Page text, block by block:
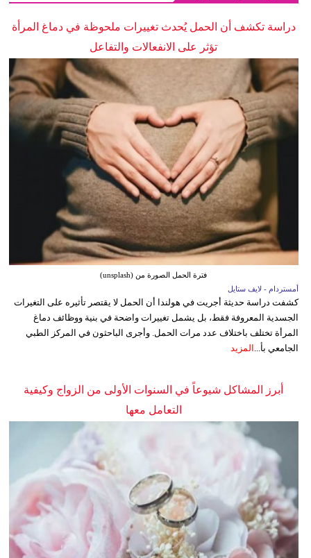
دراسة تكشف أن الحمل يُحدث تغييرات ملحوظة في دماغ المرأة
تؤثر على الانفعالات والتفاعل
فترة الحمل الصورة من (unsplash)
أمستردام - لايف ستايل
كشفت دراسة حديثة أجريت في هولندا أن الحمل لا يقتصر تأثيره على التغيرات
الجسدية المعروفة فقط، بل يشمل تغييرات واضحة في بنية ووظائف دماغ
المرأة تختلف باختلاف عدد مرات الحمل. وأجرى الباحثون في المركز الطبي
الجامعي بأ... المزيد
أبرز المشاكل شيوعاً في السنوات الأولى من الزواج وكيفية
التعامل معها